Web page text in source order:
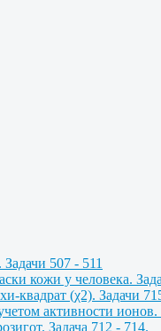
507 - 511
кожи у человека.
квадрат (χ2). Задачи
активности
Задача 712 - 714.